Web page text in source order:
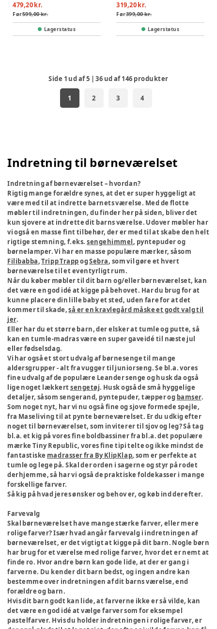
479,20 kr.
Før599,00 kr.
Lagerstatus
319,20 kr.
Før399,00 kr.
Lagerstatus
Side 1 ud af5 |36 ud af146 produkter
1 2 3 4
Indretning til børneværelset
Indretning af børneværelset – hvordan?
Rigtig mange forældre synes, at det er super hyggeligt at
være med til at indrette barnets værelse. Med de flotte
møbler til indretningen, du finder her på siden, bliver det
kun sjovere at indrette dit barns værelse. Udover møbler har
vi også en masse fint tilbehør, der er med til at skabe den helt
rigtige stemning, f.eks.sengehimmel, pyntepuder og
børnelamper. Vi har en masse populære mærker, såsom
Filibabba,Tripp TrappogSebra, som vil gøre et hvert
børneværelse til et eventyrligt rum.
Når du køber møbler til dit barn og/eller børneværelset, kan
det være en god idé at kigge på behovet. Har du brug for at
kunne placere din lille baby et sted, uden fare for at det
kommer til skade,så er en kravlegård måske et godt valg til
jer.
Eller har du et større barn, der elsker at tumle og putte, så
kan en tumle-madras være en super gaveidé til næste jul
eller fødselsdag.
Vi har også et stort udvalg af børnesenge til mange
aldersgrupper - alt fra vugger til juniorseng. Se bl.a. vores
fine udvalg af de populære Leander senge og husk da også
lige noget lækkertsengetøj. Husk også de små hyggelige
detaljer, såsom sengerand, pyntepuder, tæpper og bamser.
Som noget nyt, har vi nu også fine og sjove formede spejle,
fra Maseliving til at pynte børneværelset. Er du udkig efter
noget til børneværelset, som inviterer til sjov og leg? Så tag
bl.a. et kig på vores fine boldbassiner fra bl.a. det populære
mærke Tiny Republic, vores fine tipi telte og ikke mindst de
fantastiske madrasser fra By KlipKlap, som er perfekte at
tumle og lege på. Skal der orden i sagerne og styr på rodet
derhjemme, så har vi også de praktiske foldekasser i mange
forskellige farver.
Så kig på hvad jeres ønsker og behov er, og køb ind derefter.
Farvevalg
Skal børneværelset have mange stærke farver, eller mere
rolige farver? Især hvad angår farvevalg i indretningen af
børneværelset, er det vigtigt at kigge på dit barn. Nogle børn
har brug for et værelse med rolige farver, hvor det er nemt at
finde ro. Hvor andre børn kan gode lide, at der er gang i
farverne. Du kender dit barn bedst, og ingen andre kan
bestemme over indretningen af dit barns værelse, end
forældre og barn.
Hvis dit barn godt kan lide, at farverne ikke er så vilde, kan
det være en god idé at vælge farver som for eksempel
pastelfarver. Hvis du holder indretningen i rolige farver, er